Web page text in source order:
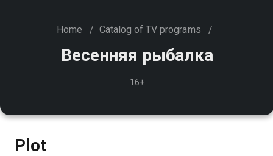
Home / Catalog of TV programs /
Весенняя рыбалка
16+
Plot